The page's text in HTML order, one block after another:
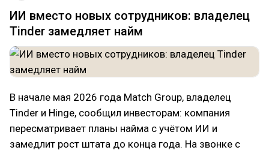
ИИ вместо новых сотрудников: владелец
Tinder замедляет найм
В начале мая 2026 года Match Group, владелец
Tinder и Hinge, сообщил инвесторам: компания
пересматривает планы найма с учётом ИИ и
замедлит рост штата до конца года. На звонке с